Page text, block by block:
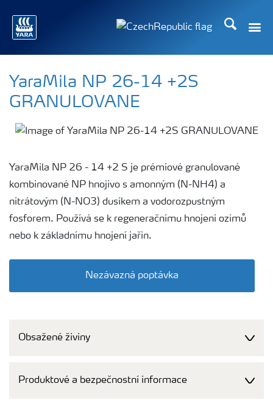
Hledat
YaraMila NP 26-14 +2S
GRANULOVANE
YaraMila NP 26 - 14 +2 S je prémiové granulované
kombinované NP hnojivo s amonným (N-NH4) a
nitrátovým (N-NO3) dusíkem a vodorozpustným
fosforem. Používá se k regeneračnímu hnojení ozimů
nebo k základnímu hnojení jařin.
Nezávazná poptávka
Obsažené živiny
Produktové a bezpečnostní informace